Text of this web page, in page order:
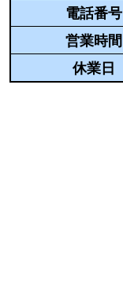
電話番号
営業時間
休業日